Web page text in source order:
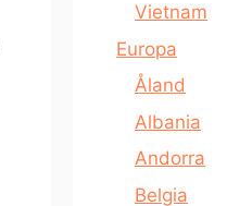
Vietnam
Europa
Åland
Albania
Andorra
Belgia